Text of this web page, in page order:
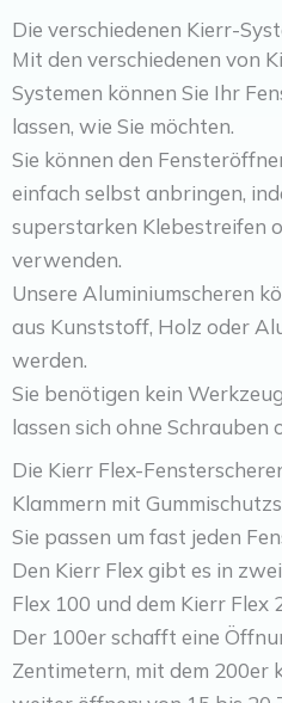
Die verschiedenen Kierr-
Mit den verschiedenen von
Systemen können Sie Ihr
lassen, wie Sie möchten.
Sie können den
einfach selbst anbringen,
superstarken Klebestreifen
verwenden.
Unsere Aluminiumscheren
aus Kunststoff, Holz oder
werden.
Sie benötigen kein
lassen sich ohne Schrauben
Die Kierr Flex-
Klammern mit
Sie passen um fast jeden
Den Kierr Flex gibt es in
Flex 100 und dem Kierr Flex
Der 100er schafft eine
Zentimetern, mit dem 200er